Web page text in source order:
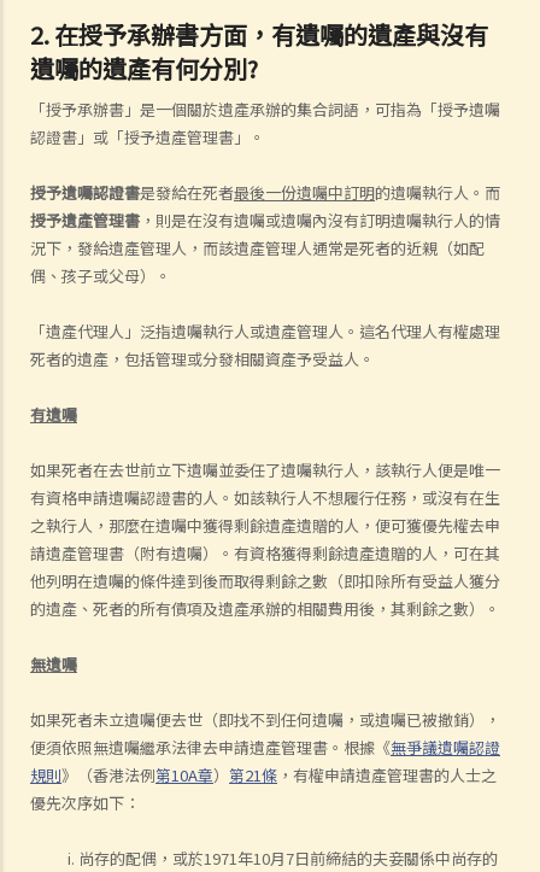
2. 在授予承辦書方面，有遺囑的遺產與沒有
遺囑的遺產有何分別?
「授予承辦書」是一個關於遺產承辦的集合詞語，可指為「授予遺囑
認證書」或「授予遺產管理書」。
授予遺囑認證書是發給在死者最後一份遺囑中訂明的遺囑執行人。而
授予遺產管理書 ，則是在沒有遺囑或遺囑內沒有訂明遺囑執行人的情
況下，發給遺產管理人，而該遺產管理人通常是死者的近親（如配
偶、孩子或父母）。
「遺產代理人」泛指遺囑執行人或遺產管理人。這名代理人有權處理
死者的遺產，包括管理或分發相關資產予受益人。
有遺囑
如果死者在去世前立下遺囑並委任了遺囑執行人，該執行人便是唯一
有資格申請遺囑認證書的人。如該執行人不想履行任務，或沒有在生
之執行人，那麼在遺囑中獲得剩餘遺產遺贈的人，便可獲優先權去申
請遺產管理書（附有遺囑）。有資格獲得剩餘遺產遺贈的人，可在其
他列明在遺囑的條件達到後而取得剩餘之數（即扣除所有受益人獲分
的遺產、死者的所有債項及遺產承辦的相關費用後，其剩餘之數）。
無遺囑
如果死者未立遺囑便去世（即找不到任何遺囑，或遺囑已被撤銷），
便須依照無遺囑繼承法律去申請遺產管理書。根據《無爭議遺囑認證
規則》（香港法例第10A章） 第21條 ，有權申請遺產管理書的人士之
優先次序如下：
尚存的配偶，或於1971年10月7日前締結的夫妾關係中尚存的